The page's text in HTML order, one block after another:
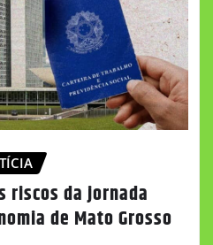
riscos da jornada
de Mato Grosso